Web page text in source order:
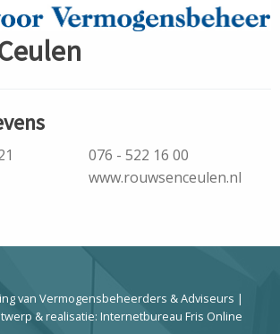
076 - 522 16 00
www.rouwsenceulen.nl
van Vermogensbeheerders & Adviseurs |
& realisatie: Internetbureau Fris Online